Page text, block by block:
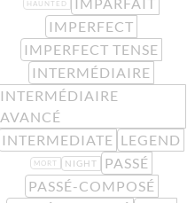
HAUNTED
IMPERFECT
IMPERFECT TENSE
INTERMÉDIAIRE
INTERMÉDIAIRE
AVANCÉ
INTERMEDIATE LEGEND
MORT NIGHT
PASSÉ
PASSÉ-COMPOSÉ